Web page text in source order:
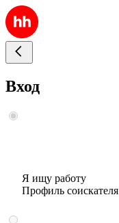
Вход
Я ищу работу
Профиль соискателя